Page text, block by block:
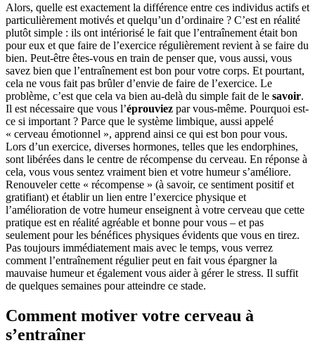
Alors, quelle est exactement la différence entre ces individus actifs et
particulièrement motivés et quelqu’un d’ordinaire ? C’est en réalité
plutôt simple : ils ont intériorisé le fait que l’entraînement était bon
pour eux et que faire de l’exercice régulièrement revient à se faire du
bien. Peut-être êtes-vous en train de penser que, vous aussi, vous
savez bien que l’entraînement est bon pour votre corps. Et pourtant,
cela ne vous fait pas brûler d’envie de faire de l’exercice. Le
problème, c’est que cela va bien au-delà du simple fait de le savoir.
Il est nécessaire que vous l’éprouviez par vous-même. Pourquoi est-
ce si important ? Parce que le système limbique, aussi appelé
« cerveau émotionnel », apprend ainsi ce qui est bon pour vous.
Lors d’un exercice, diverses hormones, telles que les endorphines,
sont libérées dans le centre de récompense du cerveau. En réponse à
cela, vous vous sentez vraiment bien et votre humeur s’améliore.
Renouveler cette « récompense » (à savoir, ce sentiment positif et
gratifiant) et établir un lien entre l’exercice physique et
l’amélioration de votre humeur enseignent à votre cerveau que cette
pratique est en réalité agréable et bonne pour vous – et pas
seulement pour les bénéfices physiques évidents que vous en tirez.
Pas toujours immédiatement mais avec le temps, vous verrez
comment l’entraînement régulier peut en fait vous épargner la
mauvaise humeur et également vous aider à gérer le stress. Il suffit
de quelques semaines pour atteindre ce stade.
Comment motiver votre cerveau à
s’entraîner